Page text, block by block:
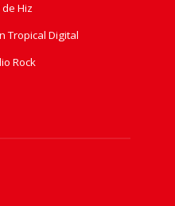
Hiz
Tropical Digital
Rock